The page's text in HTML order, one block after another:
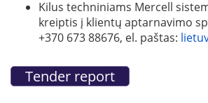
Kilus techniniams Mercell
kreiptis į klientų aptarnavimo
+370 673 88676, el. paštas: